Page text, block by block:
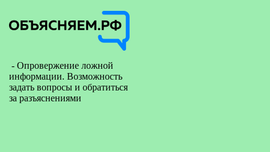
- Опровержение ложной
информации. Возможность
задать вопросы и обратиться
за разъяснениями